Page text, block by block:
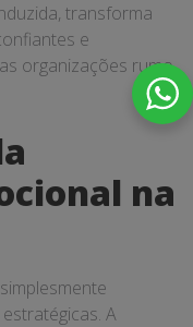
transforma
e
organizações rumo
na
A